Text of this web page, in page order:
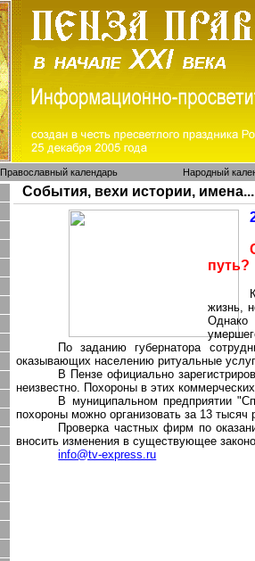
Православный календарь Народный
События, вехи истории, имена...
путь?
жизнь,
Однако
По заданию губернатора
оказывающих населению ритуальные
В Пензе официально
неизвестно. Похороны в этих
В муниципальном предприятии
похороны можно организовать за 13
Проверка частных фирм по
вносить изменения в существующее
info@tv-express.ru